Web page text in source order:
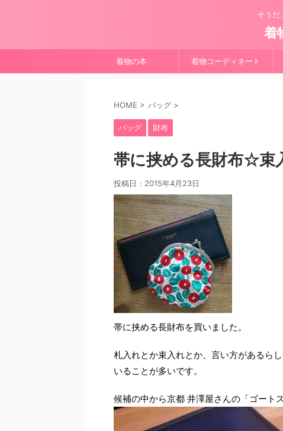
そうだ
着
着物の本 着物コーディネート
HOME > バッグ >
バッグ 財布
帯に挟める長財布☆束
投稿日： 2015年4月23日
帯に挟める長財布を買いました。
札入れとか束入れとか、言い方があるら
いることが多いです。
候補の中から京都 井澤屋さんの「ゴート